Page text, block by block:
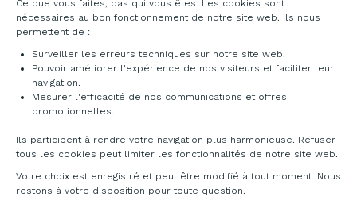
Ce que vous faites, pas qui vous êtes. Les cookies sont
nécessaires au bon fonctionnement de notre site web. Ils nous
permettent de :
Surveiller les erreurs techniques sur notre site web.
Pouvoir améliorer l'expérience de nos visiteurs et faciliter leur
navigation.
Mesurer l'efficacité de nos communications et offres
promotionnelles.
Ils participent à rendre votre navigation plus harmonieuse. Refuser
tous les cookies peut limiter les fonctionnalités de notre site web.
Votre choix est enregistré et peut être modifié à tout moment. Nous
restons à votre disposition pour toute question.
Axeptio consent
DÉCLINAISONS & TARIFS